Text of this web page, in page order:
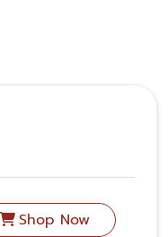
Shop Now